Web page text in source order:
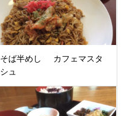
そば半めし カフェマスタ
シュ